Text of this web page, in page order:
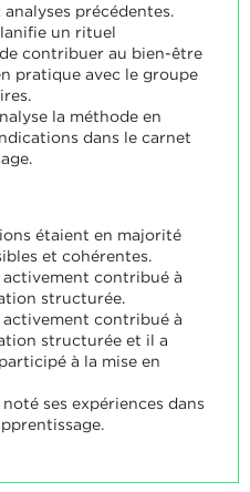
précédentes.
un rituel
contribuer au bien-être
pratique avec le groupe
la méthode en
dans le carnet
étaient en majorité
et cohérentes.
contribué à
structurée.
contribué à
structurée et il a
à la mise en
ses expériences dans